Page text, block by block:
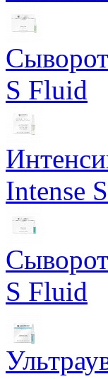
S Fluid
Intense
S Fluid